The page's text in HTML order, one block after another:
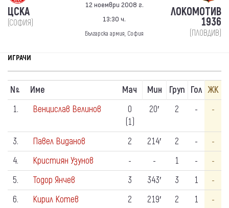
ЦСКА
(СОФИЯ)
12 ноември 2008 г.
13:30 ч.
Българска армия, София
ЛОКОМОТИВ
1936
(ПЛОВДИВ)
ИГРАЧИ
Nº Име Мач Мин Груп Гол ЖК
1.
Венцислав Велинов
0
(1)
20′ 2 - -
3. Павел Виданов 2 214′ 2 -
-
4.
Кристиян Узунов - - 1 -
-
5.
Тодор Янчев 3 343′ 3 1
-
6.
Кирил Котев 2 219′ 2 1
-